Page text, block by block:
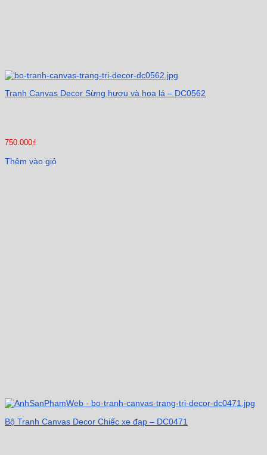
Tranh Canvas Decor Sừng hươu và hoa lá – DC0562
750.000₫
Thêm vào giỏ
Bộ Tranh Canvas Decor Chiếc xe đạp – DC0471